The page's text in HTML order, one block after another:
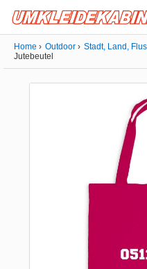
Home Outdoor Stadt, Land,
Jutebeutel